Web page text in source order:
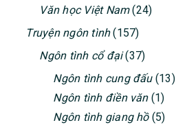
Văn học Việt Nam(24)
Truyện ngôn tình(157)
Ngôn tình cổ đại(37)
Ngôn tình cung đấu(13)
Ngôn tình điền văn(1)
Ngôn tình giang hồ(5)